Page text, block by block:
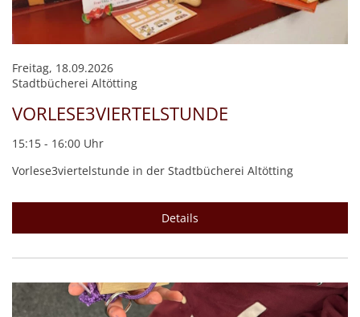
Freitag, 18.09.2026
Stadtbücherei Altötting
VORLESE3VIERTELSTUNDE
15:15 - 16:00 Uhr
Vorlese3viertelstunde in der Stadtbücherei Altötting
Details